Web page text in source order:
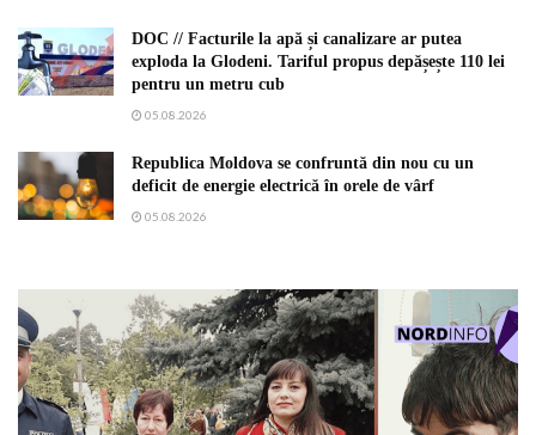
DOC // Facturile la apă și canalizare ar putea
exploda la Glodeni. Tariful propus depășește 110 lei
pentru un metru cub
05.08.2026
Republica Moldova se confruntă din nou cu un
deficit de energie electrică în orele de vârf
05.08.2026